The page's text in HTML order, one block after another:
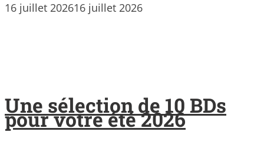
16 juillet 202616 juillet 2026
Une sélection de 10 BDs
pour votre été 2026